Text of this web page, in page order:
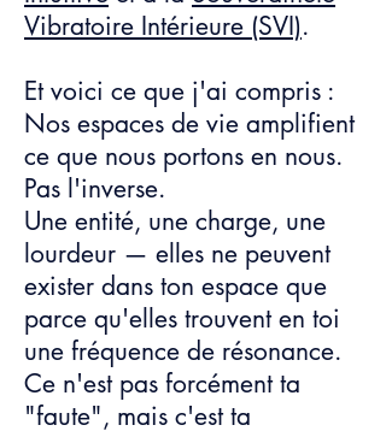
Vibratoire Intérieure (SVI).
Et voici ce que j'ai compris :
Nos espaces de vie amplifient
ce que nous portons en nous.
Pas l'inverse.
Une entité, une charge, une
lourdeur — elles ne peuvent
exister dans ton espace que
parce qu'elles trouvent en toi
une fréquence de résonance.
Ce n'est pas forcément ta
"faute", mais c'est ta